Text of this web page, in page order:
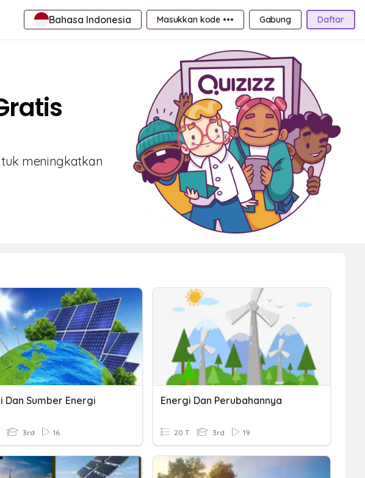
Bahasa Indonesia Masukkan kode ••• Gabung Daftar
meningkatkan
Dan Sumber Energi
3rd 16
Energi Dan Perubahannya
20 T 3rd 19